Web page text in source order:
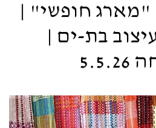
"מארג חופשי" |
בת-ים |